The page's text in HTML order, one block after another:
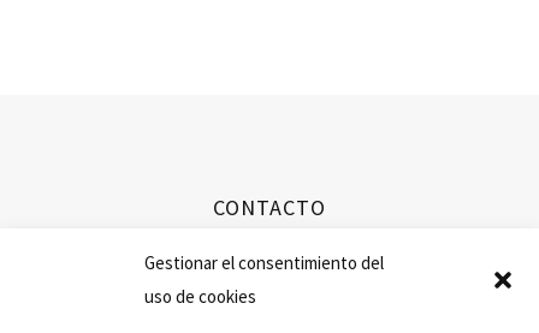
Gestionar el consentimiento del
uso de cookies
CONTACTO
info@ibericospefran.com
+34 923 594 351